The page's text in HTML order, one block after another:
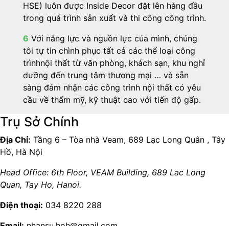
HSE) luôn được Inside Decor đặt lên hàng đầu
trong quá trình sản xuất và thi công công trình.
6 Với năng lực và nguồn lực của mình, chúng
tôi tự tin chình phục tất cả các thể loại công
trìnhnội thất từ văn phòng, khách sạn, khu nghỉ
dưỡng đến trung tâm thương mại … và sẵn
sàng đảm nhận các công trình nội thất có yêu
cầu về thẩm mỹ, kỹ thuật cao với tiến độ gấp.
Trụ Sở Chính
Địa Chỉ: Tầng 6 – Tòa nhà Veam, 689 Lạc Long Quân , Tây
Hồ, Hà Nội
Head Office: 6th Floor, VEAM Building, 689 Lac Long
Quan, Tay Ho, Hanoi.
Điện thoại: 034 8220 288